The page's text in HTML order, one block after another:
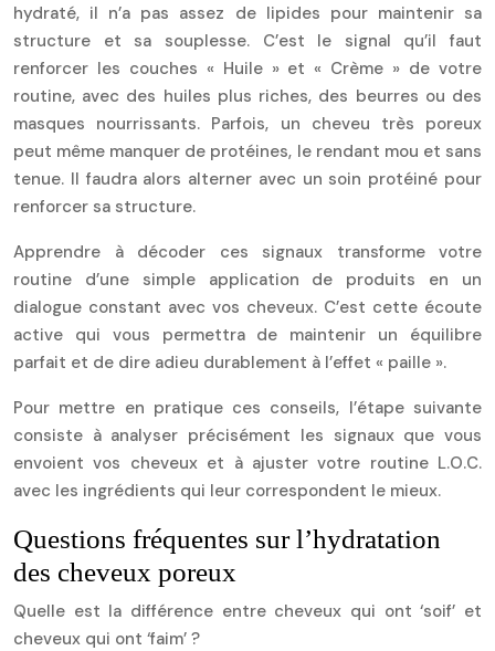
hydraté, il n’a pas assez de lipides pour maintenir sa
structure et sa souplesse. C’est le signal qu’il faut
renforcer les couches « Huile » et « Crème » de votre
routine, avec des huiles plus riches, des beurres ou des
masques nourrissants. Parfois, un cheveu très poreux
peut même manquer de protéines, le rendant mou et sans
tenue. Il faudra alors alterner avec un soin protéiné pour
renforcer sa structure.
Apprendre à décoder ces signaux transforme votre
routine d’une simple application de produits en un
dialogue constant avec vos cheveux. C’est cette écoute
active qui vous permettra de maintenir un équilibre
parfait et de dire adieu durablement à l’effet « paille ».
Pour mettre en pratique ces conseils, l’étape suivante
consiste à analyser précisément les signaux que vous
envoient vos cheveux et à ajuster votre routine L.O.C.
avec les ingrédients qui leur correspondent le mieux.
Questions fréquentes sur l’hydratation
des cheveux poreux
Quelle est la différence entre cheveux qui ont ‘soif’ et
cheveux qui ont ‘faim’ ?